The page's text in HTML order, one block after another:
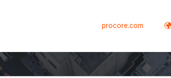
procore.com